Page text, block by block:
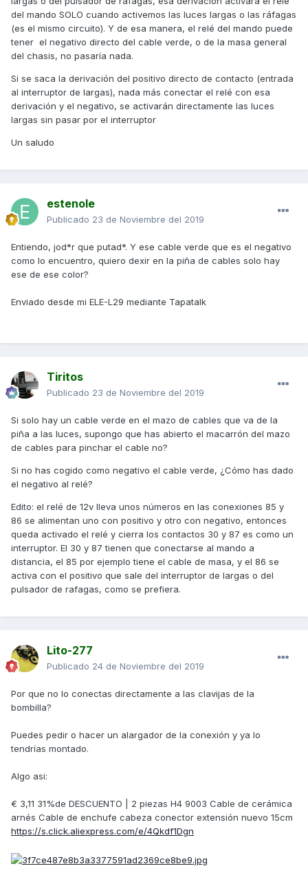
del mando SOLO cuando activemos las luces largas o las ráfagas
(es el mismo circuito). Y de esa manera, el relé del mando puede
tener el negativo directo del cable verde, o de la masa general
del chasis, no pasaría nada.
Si se saca la derivación del positivo directo de contacto (entrada
al interruptor de largas), nada más conectar el relé con esa
derivación y el negativo, se activarán directamente las luces
largas sin pasar por el interruptor
Un saludo
estenole
Publicado 23 de Noviembre del 2019
Entiendo, jod*r que putad*. Y ese cable verde que es el negativo
como lo encuentro, quiero dexir en la piña de cables solo hay
ese de ese color?
Enviado desde mi ELE-L29 mediante Tapatalk
Tiritos
Publicado 23 de Noviembre del 2019
Si solo hay un cable verde en el mazo de cables que va de la
piña a las luces, supongo que has abierto el macarrón del mazo
de cables para pinchar el cable no?
Si no has cogido como negativo el cable verde, ¿Cómo has dado
el negativo al relé?
Edito: el relé de 12v lleva unos números en las conexiones 85 y
86 se alimentan uno con positivo y otro con negativo, entonces
queda activado el relé y cierra los contactos 30 y 87 es como un
interruptor. El 30 y 87 tienen que conectarse al mando a
distancia, el 85 por ejemplo tiene el cable de masa, y el 86 se
activa con el positivo que sale del interruptor de largas o del
pulsador de rafagas, como se prefiera.
Lito-277
Publicado 24 de Noviembre del 2019
Por que no lo conectas directamente a las clavijas de la
bombilla?
Puedes pedir o hacer un alargador de la conexión y ya lo
tendrías montado.
Algo asi:
€ 3,11 31%de DESCUENTO | 2 piezas H4 9003 Cable de cerámica
arnés Cable de enchufe cabeza conector extensión nuevo 15cm
https://s.click.aliexpress.com/e/4Qkdf1Dgn